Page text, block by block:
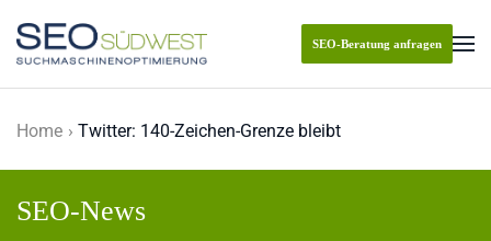
Skip to main content
SEO-Beratung anfragen
Home Twitter: 140-Zeichen-Grenze bleibt
SEO-News